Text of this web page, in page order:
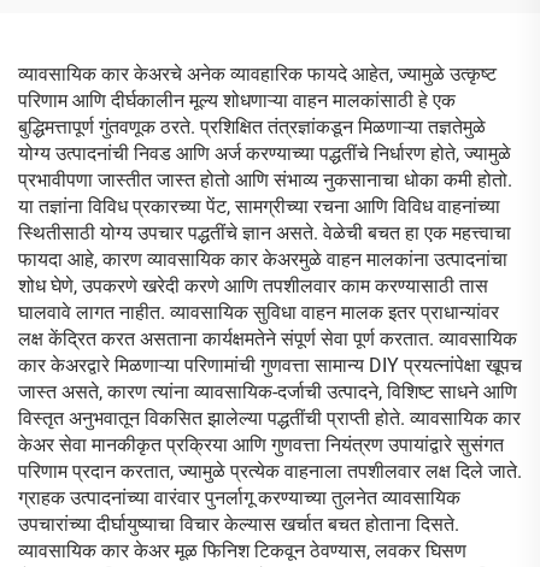
व्यावसायिक कार केअरचे अनेक व्यावहारिक फायदे आहेत, ज्यामुळे उत्कृष्ट
परिणाम आणि दीर्घकालीन मूल्य शोधणाऱ्या वाहन मालकांसाठी हे एक
बुद्धिमत्तापूर्ण गुंतवणूक ठरते. प्रशिक्षित तंत्रज्ञांकडून मिळणाऱ्या तज्ञतेमुळे
योग्य उत्पादनांची निवड आणि अर्ज करण्याच्या पद्धतींचे निर्धारण होते, ज्यामुळे
प्रभावीपणा जास्तीत जास्त होतो आणि संभाव्य नुकसानाचा धोका कमी होतो.
या तज्ञांना विविध प्रकारच्या पेंट, सामग्रीच्या रचना आणि विविध वाहनांच्या
स्थितीसाठी योग्य उपचार पद्धतींचे ज्ञान असते. वेळेची बचत हा एक महत्त्वाचा
फायदा आहे, कारण व्यावसायिक कार केअरमुळे वाहन मालकांना उत्पादनांचा
शोध घेणे, उपकरणे खरेदी करणे आणि तपशीलवार काम करण्यासाठी तास
घालवावे लागत नाहीत. व्यावसायिक सुविधा वाहन मालक इतर प्राधान्यांवर
लक्ष केंद्रित करत असताना कार्यक्षमतेने संपूर्ण सेवा पूर्ण करतात. व्यावसायिक
कार केअरद्वारे मिळणाऱ्या परिणामांची गुणवत्ता सामान्य DIY प्रयत्नांपेक्षा खूपच
जास्त असते, कारण त्यांना व्यावसायिक-दर्जाची उत्पादने, विशिष्ट साधने आणि
विस्तृत अनुभवातून विकसित झालेल्या पद्धतींची प्राप्ती होते. व्यावसायिक कार
केअर सेवा मानकीकृत प्रक्रिया आणि गुणवत्ता नियंत्रण उपायांद्वारे सुसंगत
परिणाम प्रदान करतात, ज्यामुळे प्रत्येक वाहनाला तपशीलवार लक्ष दिले जाते.
ग्राहक उत्पादनांच्या वारंवार पुनर्लागू करण्याच्या तुलनेत व्यावसायिक
उपचारांच्या दीर्घायुष्याचा विचार केल्यास खर्चात बचत होताना दिसते.
व्यावसायिक कार केअर मूळ फिनिश टिकवून ठेवण्यास, लवकर घिसण